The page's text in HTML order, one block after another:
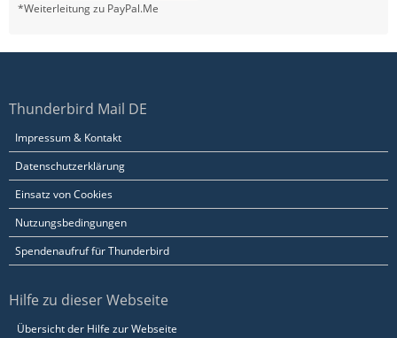
*Weiterleitung zu PayPal.Me
Thunderbird Mail DE
Impressum & Kontakt
Datenschutzerklärung
Einsatz von Cookies
Nutzungsbedingungen
Spendenaufruf für Thunderbird
Hilfe zu dieser Webseite
Übersicht der Hilfe zur Webseite